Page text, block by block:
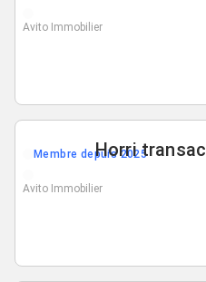
Avito Immobilier
Horri transac
Membre depuis 2025
Avito Immobilier